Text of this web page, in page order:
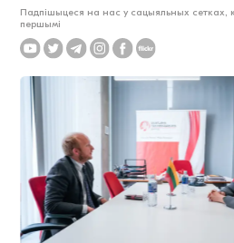
Падпішыцеся на нас у сацыяльных сетках,
першымі